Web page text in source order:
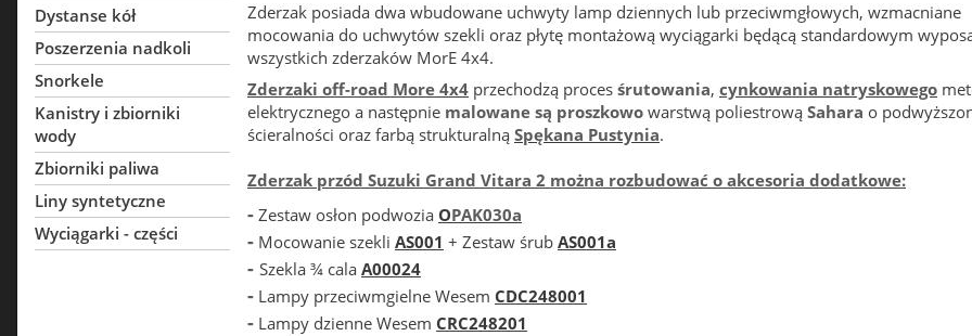
Dystanse kół
Poszerzenia nadkoli
Snorkele
Kanistry i zbiorniki
wody
Zbiorniki paliwa
Liny syntetyczne
Wyciągarki - części
Zderzak posiada dwa wbudowane uchwyty lamp dziennych lub przeciwmgłowych, wzmacniane
mocowania do uchwytów szekli oraz płytę montażową wyciągarki będącą standardowym
wszystkich zderzaków MorE 4x4.
Zderzaki off-road More 4x4 przechodzą proces śrutowania, cynkowania natryskowego
elektrycznego a następnie malowane są proszkowo warstwą poliestrową Sahara o
ścieralności oraz farbą strukturalną Spękana Pustynia.
Zderzak przód Suzuki Grand Vitara 2 można rozbudować o akcesoria dodatkowe:
- Zestaw osłon podwozia OPAK030a
- Mocowanie szekli AS001 + Zestaw śrub AS001a
- Szekla ¾ cala A00024
- Lampy przeciwmgielne Wesem CDC248001
- Lampy dzienne Wesem CRC248201